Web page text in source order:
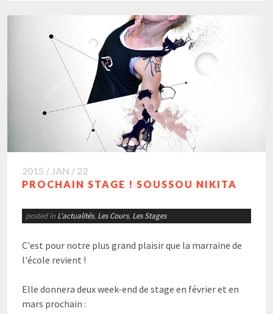
2015 / JAN / 22
PROCHAIN STAGE ! SOUSSOU NIKITA
posted in L'actualités, Les Cours, Les Stages
C'est pour notre plus grand plaisir que la marraine de
l'école revient !
Elle donnera deux week-end de stage en février et en
mars prochain :